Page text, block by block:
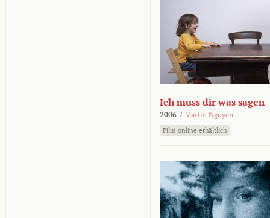
Ich muss dir was sagen
2006 / Martin Nguyen
Film online erhältlich